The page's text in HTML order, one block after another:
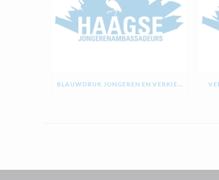
BLAUWDRUK JONGEREN EN VERKIEZINGEN